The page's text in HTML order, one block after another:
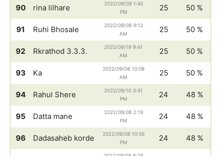
90 rina lilhare
2022/09/09 1:40
PM
25 50 %
91 Ruhi Bhosale
2022/09/08 9:12
AM
25 50 %
92 Rkrathod 3.3.3.
2022/09/19 9:41
AM
25 50 %
93 Ka
2022/09/08 10:08
AM
25 50 %
94 Rahul Shere
2022/09/10 3:41
PM
24 48 %
95 Datta mane
2022/09/08 2:19
PM
24 48 %
96 Dadasaheb korde
2022/09/08 10:56
PM
24 48 %